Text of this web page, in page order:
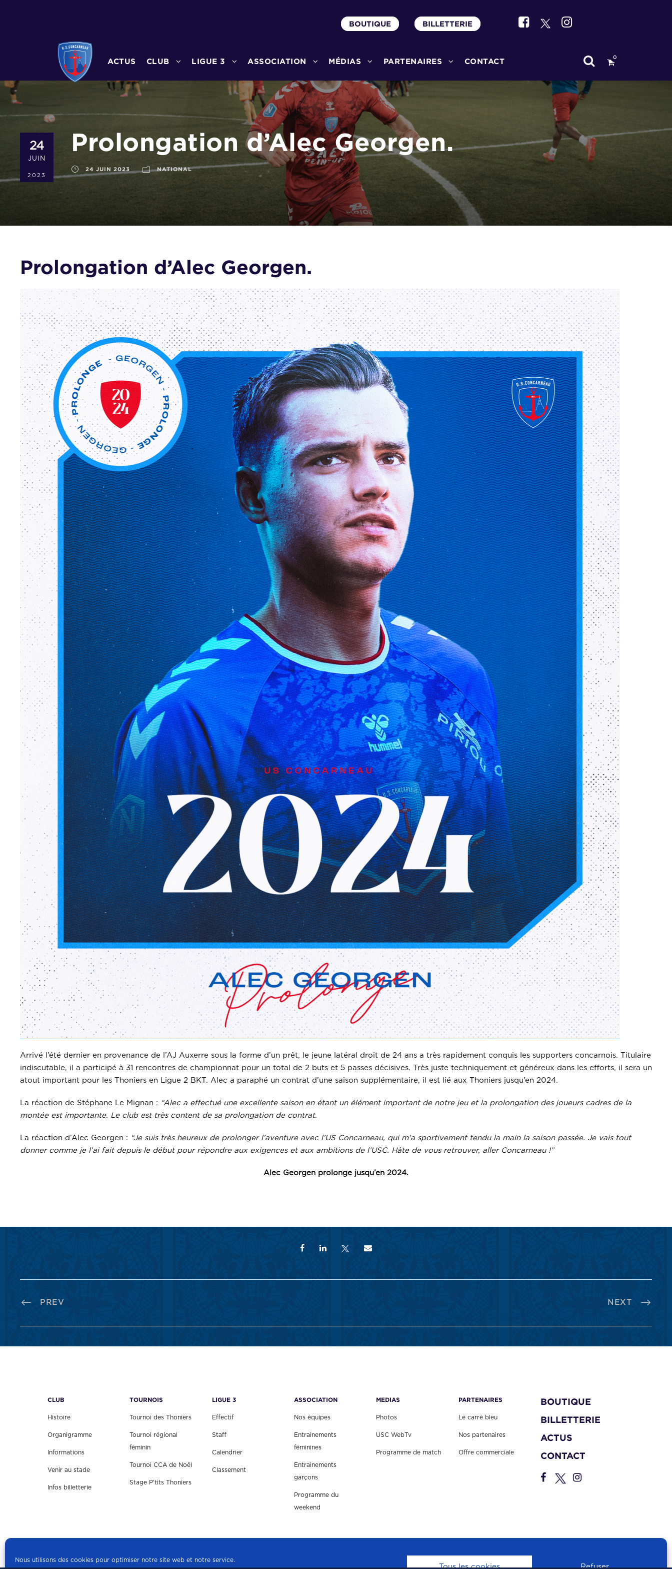
Nous utilisons des cookies pour optimiser notre site web et notre service.
Tous les cookies Refuser
BOUTIQUE BILLETTERIE
ACTUS CLUB LIGUE 3 ASSOCIATION MÉDIAS PARTENAIRES CONTACT 0
24
JUIN
2023
Prolongation d’Alec Georgen.
24 JUIN 2023 NATIONAL
Prolongation d’Alec Georgen.
Arrivé l’été dernier en provenance de l’AJ Auxerre sous la forme d’un prêt, le jeune latéral droit de 24 ans a très rapidement conquis les supporters concarnois. Titulaire
indiscutable, il a participé à 31 rencontres de championnat pour un total de 2 buts et 5 passes décisives. Très juste techniquement et généreux dans les efforts, il sera un
atout important pour les Thoniers en Ligue 2 BKT. Alec a paraphé un contrat d’une saison supplémentaire, il est lié aux Thoniers jusqu’en 2024.
La réaction de Stéphane Le Mignan : “Alec a effectué une excellente saison en étant un élément important de notre jeu et la prolongation des joueurs cadres de la
montée est importante. Le club est très content de sa prolongation de contrat.
La réaction d’Alec Georgen : “Je suis très heureux de prolonger l’aventure avec l’US Concarneau, qui m’a sportivement tendu la main la saison passée. Je vais tout
donner comme je l’ai fait depuis le début pour répondre aux exigences et aux ambitions de l’USC. Hâte de vous retrouver, aller Concarneau !”
Alec Georgen prolonge jusqu’en 2024.
PREV NEXT
CLUB
Histoire
Organigramme
Informations
Venir au stade
Infos billetterie
TOURNOIS
Tournoi des Thoniers
Tournoi régional
féminin
Tournoi CCA de Noël
Stage P'tits Thoniers
LIGUE 3
Effectif
Staff
Calendrier
Classement
ASSOCIATION
Nos équipes
Entrainements
féminines
Entrainements
garçons
Programme du
weekend
MEDIAS
Photos
USC WebTv
Programme de match
PARTENAIRES
Le carré bleu
Nos partenaires
Offre commerciale
BOUTIQUE
BILLETTERIE
ACTUS
CONTACT